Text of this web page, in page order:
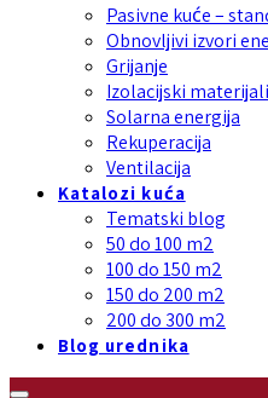
Pasivne kuće –
Obnovljivi izvori
Grijanje
Izolacijski materijali
Solarna energija
Rekuperacija
Ventilacija
Katalozi kuća
Tematski blog
50 do 100 m2
100 do 150 m2
150 do 200 m2
200 do 300 m2
Blog urednika